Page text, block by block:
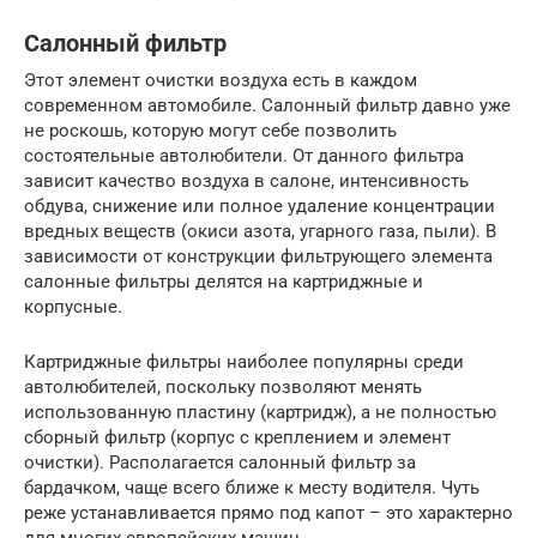
Салонный фильтр
Этот элемент очистки воздуха есть в каждом
современном автомобиле. Салонный фильтр давно уже
не роскошь, которую могут себе позволить
состоятельные автолюбители. От данного фильтра
зависит качество воздуха в салоне, интенсивность
обдува, снижение или полное удаление концентрации
вредных веществ (окиси азота, угарного газа, пыли). В
зависимости от конструкции фильтрующего элемента
салонные фильтры делятся на картриджные и
корпусные.
Картриджные фильтры наиболее популярны среди
автолюбителей, поскольку позволяют менять
использованную пластину (картридж), а не полностью
сборный фильтр (корпус с креплением и элемент
очистки). Располагается салонный фильтр за
бардачком, чаще всего ближе к месту водителя. Чуть
реже устанавливается прямо под капот – это характерно